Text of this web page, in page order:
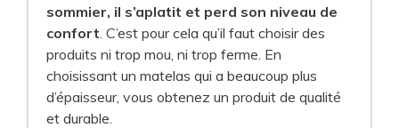
sommier, il s’aplatit et perd son niveau de
confort . C’est pour cela qu’il faut choisir des
produits ni trop mou, ni trop ferme. En
choisissant un matelas qui a beaucoup plus
d’épaisseur, vous obtenez un produit de qualité
et durable.